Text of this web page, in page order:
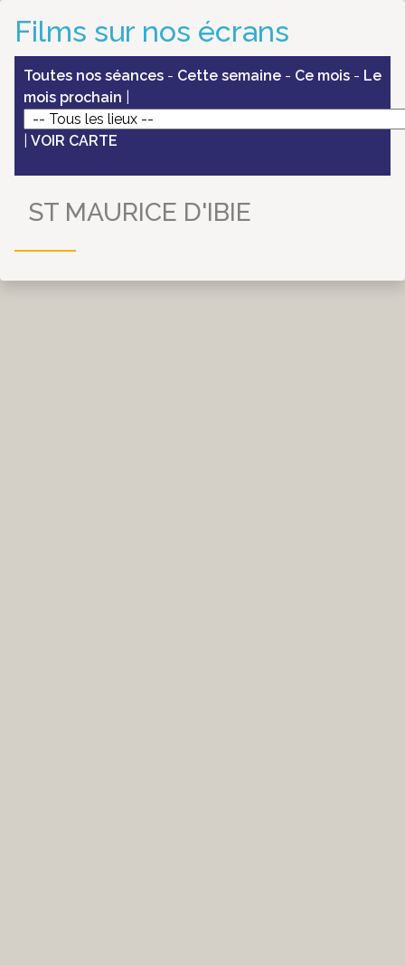
Films sur nos écrans
Toutes nos séances - Cette semaine - Ce mois - Le
mois prochain
VOIR CARTE
ST MAURICE D'IBIE